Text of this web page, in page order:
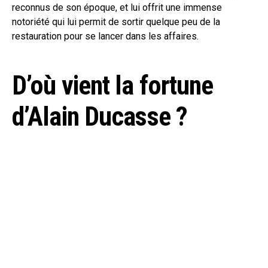
reconnus de son époque, et lui offrit une immense
notoriété qui lui permit de sortir quelque peu de la
restauration pour se lancer dans les affaires.
D’où vient la fortune
d’Alain Ducasse ?